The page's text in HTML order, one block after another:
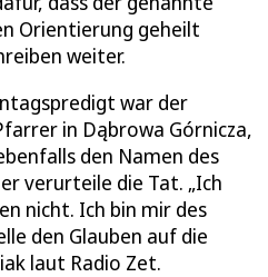
Orientierung geheilt
weiter.
war der
in Dąbrowa Górnicza,
den Namen des
verurteile die Tat. „Ich
nicht. Ich bin mir des
den Glauben auf die
laut Radio Zet.